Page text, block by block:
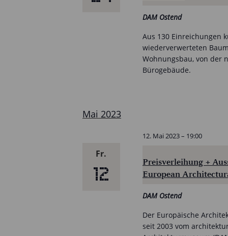
DAM Ostend
Aus 130 Einreichungen
wiederverwerteten
Wohnungsbau, von der
Bürogebäude.
Mai 2023
Fr.
12
Preisverleihung +
European
12. Mai 2023 – 19:00
DAM Ostend
Der Europäische
seit 2003 vom